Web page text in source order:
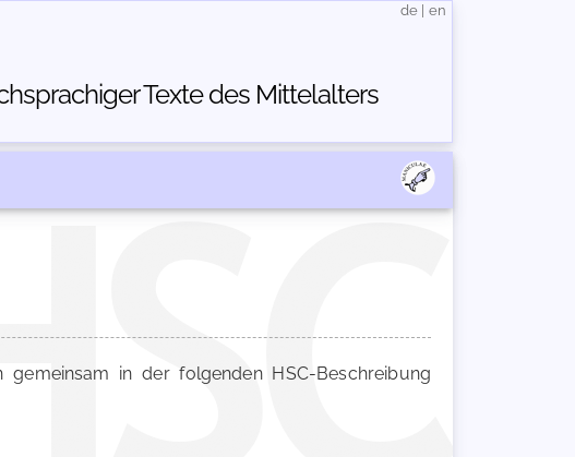
Texte des Mittelalters
de en
gemeinsam in der folgenden HSC-Beschreibung